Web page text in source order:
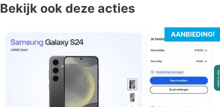
Bekijk ook deze acties
AANBIEDING!